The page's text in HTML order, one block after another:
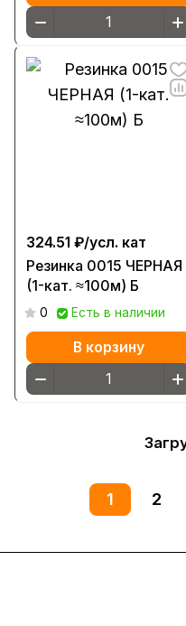
324.51 ₽/усл. кат
Резинка 0015 ЧЕРНАЯ
(1-кат. ≈100м) Б
0 Есть в наличии
В корзину
1 2